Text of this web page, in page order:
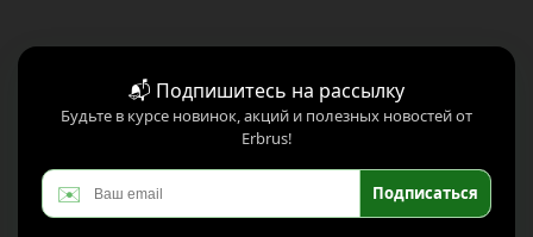
📬 Подпишитесь на рассылку
Будьте в курсе новинок, акций и полезных новостей от
Erbrus!
✉️ Подписаться